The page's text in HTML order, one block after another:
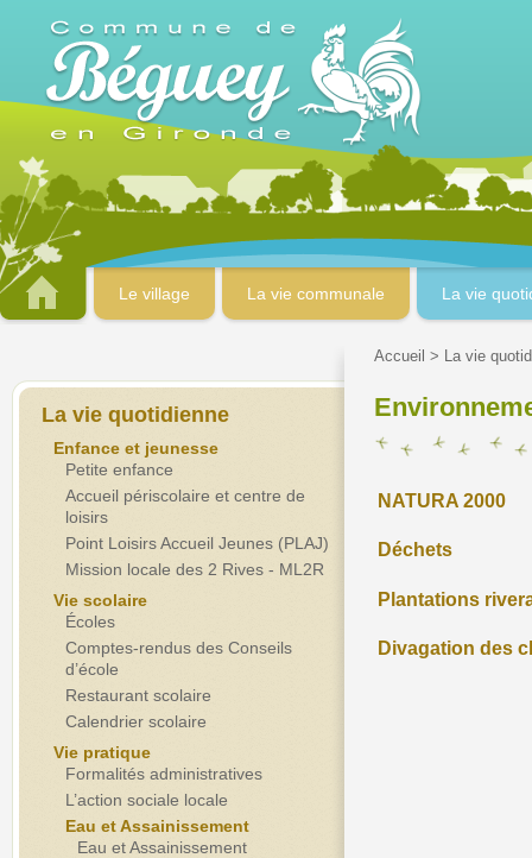
Le village La vie communale La vie
La vie quotidienne
Enfance et jeunesse
Petite enfance
Accueil périscolaire et centre de
loisirs
Point Loisirs Accueil Jeunes (PLAJ)
Mission locale des 2 Rives - ML2R
Vie scolaire
Écoles
Comptes-rendus des Conseils
d’école
Restaurant scolaire
Calendrier scolaire
Vie pratique
Formalités administratives
L’action sociale locale
Eau et Assainissement
Eau et Assainissement
Accueil > La vie
NATURA 2000
Déchets
Plantations
Divagation des